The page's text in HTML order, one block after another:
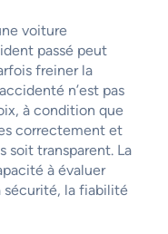
voiture
passé peut
freiner la
n’est pas
à condition que
correctement et
soit transparent. La
à évaluer
sécurité, la fiabilité